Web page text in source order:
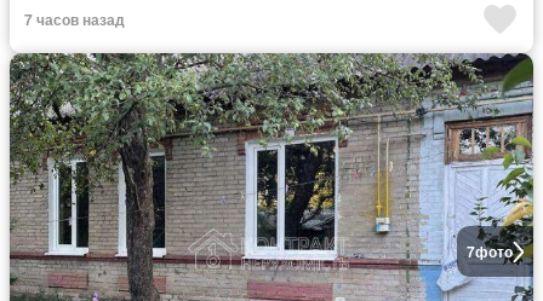
7 часов назад
7фото